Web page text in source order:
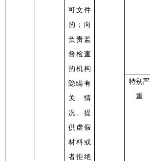
可文件
的；向
负责监
督检查
的机构
隐瞒有
关情
况、提
供虚假
材料或
者拒绝
特别严
重